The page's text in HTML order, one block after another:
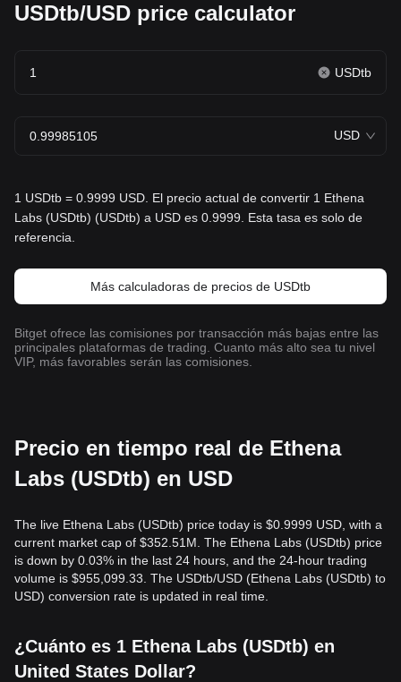
USDtb/USD price calculator
USDtb
USD
1 USDtb = 0.9999 USD. El precio actual de convertir 1 Ethena
Labs (USDtb) (USDtb) a USD es 0.9999. Esta tasa es solo de
referencia.
Más calculadoras de precios de USDtb
Bitget ofrece las comisiones por transacción más bajas entre las
principales plataformas de trading. Cuanto más alto sea tu nivel
VIP, más favorables serán las comisiones.
Precio en tiempo real de Ethena
Labs (USDtb) en USD
The live Ethena Labs (USDtb) price today is $0.9999 USD, with a
current market cap of $352.51M. The Ethena Labs (USDtb) price
is down by 0.03% in the last 24 hours, and the 24-hour trading
volume is $955,099.33. The USDtb/USD (Ethena Labs (USDtb) to
USD) conversion rate is updated in real time.
¿Cuánto es 1 Ethena Labs (USDtb) en
United States Dollar?